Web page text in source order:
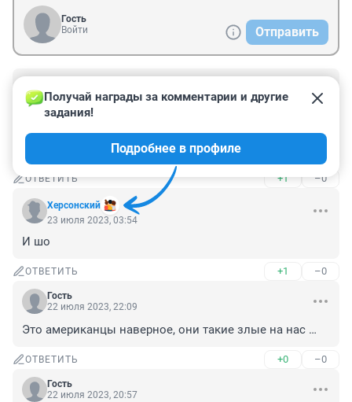
Гость
Войти
Отправить
23 июля 2023, 04:32
Несказанно мало, ну и не удивительно ведь ещё даже
и не начинали, когда начнут это большой секрет ,а
пока только в роли терпил
ОТВЕТИТЬ +1 –0
Херсонский
Получай награды за комментарии и другие
задания!
Подробнее в профиле
23 июля 2023, 03:54
И шо
ОТВЕТИТЬ +1 –0
Гость
22 июля 2023, 22:09
Это американцы наверное, они такие злые на нас …
ОТВЕТИТЬ +0 –0
Гость
22 июля 2023, 20:57